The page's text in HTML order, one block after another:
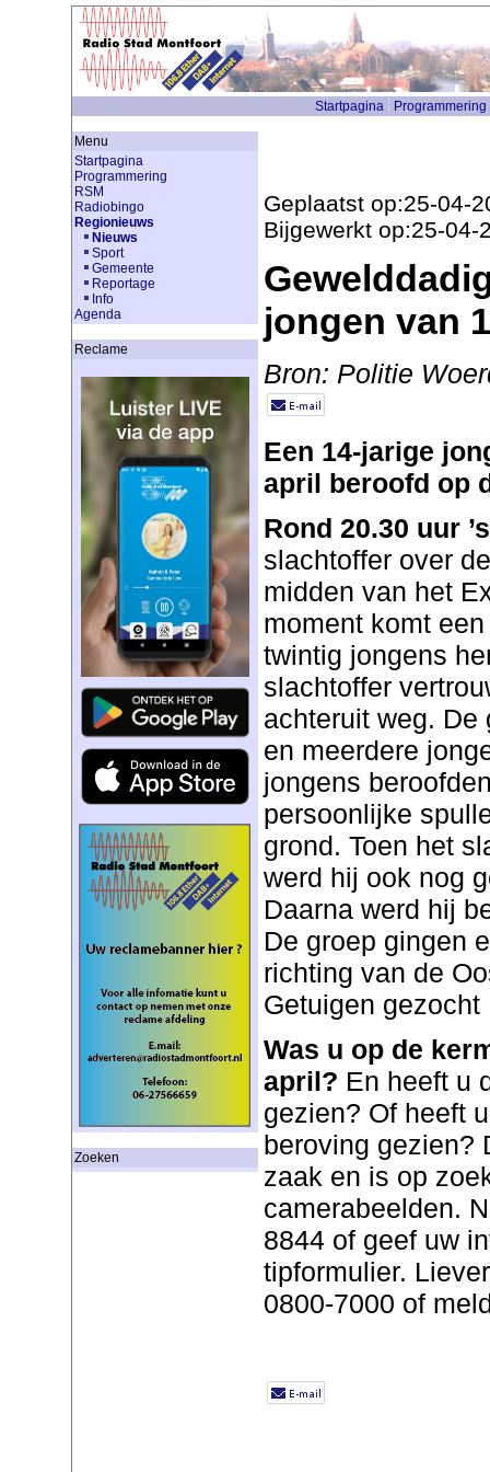
Startpagina Programmering
Menu
Startpagina
Programmering
RSM
Radiobingo
Regionieuws
Nieuws
Sport
Gemeente
Reportage
Info
Agenda
Reclame
Zoeken
Geplaatst op:25-04-
Bijgewerkt op:25-04-
jongen van
Bron: Politie
Een 14-jarige
april beroofd op
Rond 20.30 uur
slachtoffer over
midden van het
moment komt
twintig jongens
slachtoffer
achteruit weg. De
en meerdere
jongens
persoonlijke
grond. Toen het
werd hij ook nog
Daarna werd hij
De groep gingen
richting van de
Getuigen gezocht
Was u op de
april? En heeft u
gezien? Of heeft
beroving gezien?
zaak en is op
camerabeelden.
8844 of geef uw
tipformulier.
0800-7000 of